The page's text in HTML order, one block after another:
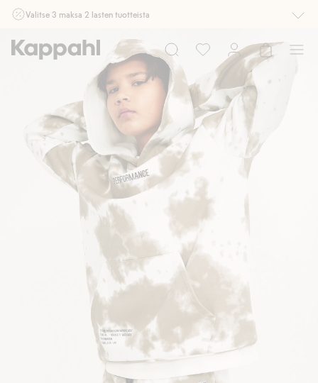
Valitse 3 maksa 2 lasten tuotteista
myymälässä ja verkossa. Ei voi yhdistää muihin alennuksiin tai tarjouksiin.
Osta nyt